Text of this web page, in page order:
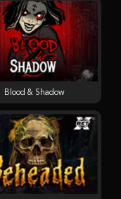
Blood & Shadow